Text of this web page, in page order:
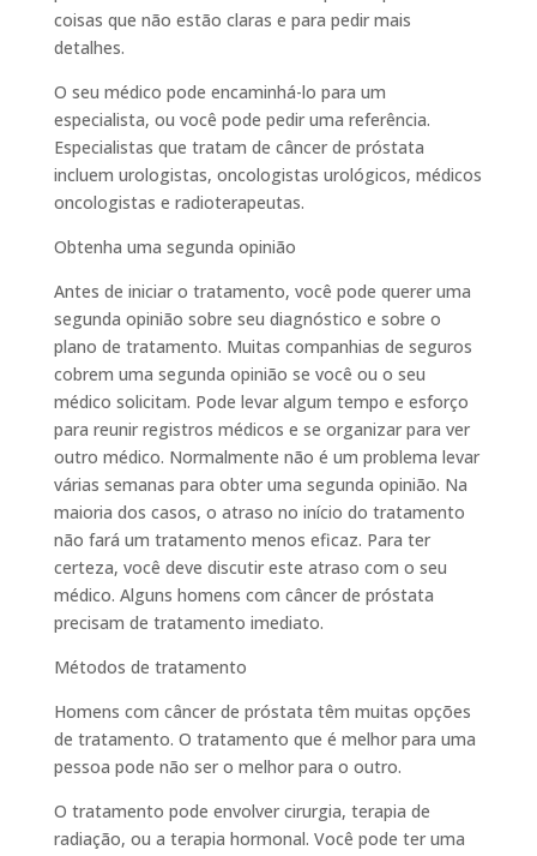
coisas que não estão claras e para pedir mais
detalhes.
O seu médico pode encaminhá-lo para um
especialista, ou você pode pedir uma referência.
Especialistas que tratam de câncer de próstata
incluem urologistas, oncologistas urológicos, médicos
oncologistas e radioterapeutas.
Obtenha uma segunda opinião
Antes de iniciar o tratamento, você pode querer uma
segunda opinião sobre seu diagnóstico e sobre o
plano de tratamento. Muitas companhias de seguros
cobrem uma segunda opinião se você ou o seu
médico solicitam. Pode levar algum tempo e esforço
para reunir registros médicos e se organizar para ver
outro médico. Normalmente não é um problema levar
várias semanas para obter uma segunda opinião. Na
maioria dos casos, o atraso no início do tratamento
não fará um tratamento menos eficaz. Para ter
certeza, você deve discutir este atraso com o seu
médico. Alguns homens com câncer de próstata
precisam de tratamento imediato.
Métodos de tratamento
Homens com câncer de próstata têm muitas opções
de tratamento. O tratamento que é melhor para uma
pessoa pode não ser o melhor para o outro.
O tratamento pode envolver cirurgia, terapia de
radiação, ou a terapia hormonal. Você pode ter uma